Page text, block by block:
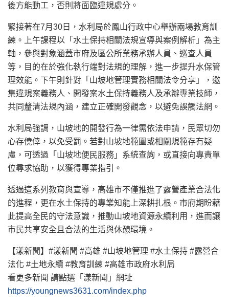
後方能動工，否則將面臨違規處分。
緊接著在7月30日，水利局於鳳山行政中心舉辦兩場教育訓
練。上午課程以「水土保持相關法規宣導與案例解析」為主
軸，參與對象涵蓋市府及區公所業務承辦人員、巡查人員
等，目的在於強化執行端對法規的理解，進一步提升水保管
理效能。下午則針對「山坡地管理實務相關法令分享」，邀
集違規案義務人、開發案水土保持義務人及承辦專業技師，
共同釐清法規內涵，建立正確開發觀念，以避免誤觸法網。
水利局強調，山坡地的開發行為一律需依法申請，民眾切勿
心存僥倖，以免受罰。若對山坡地範圍或相關規範存有疑
慮，可透過「山坡地便民服務」系統查詢，或直接向專責單
位尋求協助，以獲得專業指引。
透過這系列教育與宣導，高雄市不僅推進了露營產業合法化
的進程，更在水土保持的專業知能上深耕扎根。市府期盼藉
此提高全民的守法意識，推動山坡地資源永續利用，進而讓
市民共享安全且合法的生活與休憩環境。
【漾新聞】#漾新聞 #高雄 #山坡地管理 #水土保持 #露營合
法化 #土地永續 #教育訓練 #高雄市政府水利局
看更多新聞 請點選「漾新聞」網址
https://youngnews3631.com/index.php